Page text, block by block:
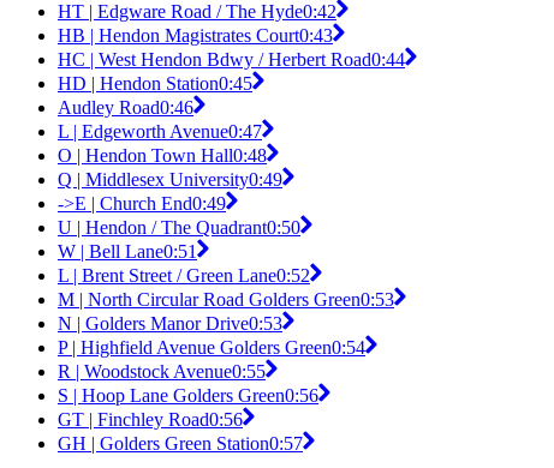
HT | Edgware Road / The Hyde0:42
HB | Hendon Magistrates Court0:43
HC | West Hendon Bdwy / Herbert Road0:44
HD | Hendon Station0:45
Audley Road0:46
L | Edgeworth Avenue0:47
O | Hendon Town Hall0:48
Q | Middlesex University0:49
->E | Church End0:49
U | Hendon / The Quadrant0:50
W | Bell Lane0:51
L | Brent Street / Green Lane0:52
M | North Circular Road Golders Green0:53
N | Golders Manor Drive0:53
P | Highfield Avenue Golders Green0:54
R | Woodstock Avenue0:55
S | Hoop Lane Golders Green0:56
GT | Finchley Road0:56
GH | Golders Green Station0:57